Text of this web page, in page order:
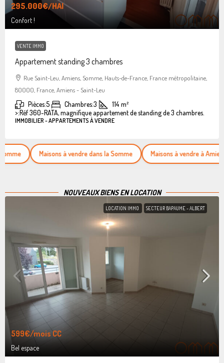
295.000€/HAI
Confort !
VENTE IMMO
Appartement standing 3 chambres
Rue Saint-Leu, Amiens, Somme, Hauts-de-France, France métropolitaine,
80000, France, Amiens - Saint-Leu
Pièces:5 Chambres:3 114 m²
>:Réf 360-RATA, magnifique appartement de standing de 3 chambres.
IMMOBILIER - APPARTEMENTS À VENDRE
Maisons à vendre dans la Somme Maisons à vendre à Amiens
NOUVEAUX BIENS EN LOCATION
LOCATION IMMO SECTEUR BAPAUME - ALBERT
599€/mois CC
Bel espace